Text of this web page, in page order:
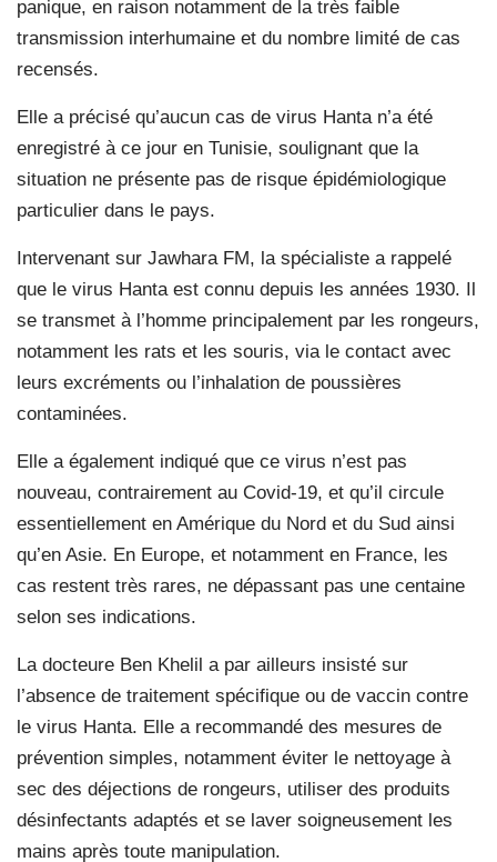
panique, en raison notamment de la très faible
transmission interhumaine et du nombre limité de cas
recensés.
Elle a précisé qu’aucun cas de virus Hanta n’a été
enregistré à ce jour en Tunisie, soulignant que la
situation ne présente pas de risque épidémiologique
particulier dans le pays.
Intervenant sur Jawhara FM, la spécialiste a rappelé
que le virus Hanta est connu depuis les années 1930. Il
se transmet à l’homme principalement par les rongeurs,
notamment les rats et les souris, via le contact avec
leurs excréments ou l’inhalation de poussières
contaminées.
Elle a également indiqué que ce virus n’est pas
nouveau, contrairement au Covid-19, et qu’il circule
essentiellement en Amérique du Nord et du Sud ainsi
qu’en Asie. En Europe, et notamment en France, les
cas restent très rares, ne dépassant pas une centaine
selon ses indications.
La docteure Ben Khelil a par ailleurs insisté sur
l’absence de traitement spécifique ou de vaccin contre
le virus Hanta. Elle a recommandé des mesures de
prévention simples, notamment éviter le nettoyage à
sec des déjections de rongeurs, utiliser des produits
désinfectants adaptés et se laver soigneusement les
mains après toute manipulation.